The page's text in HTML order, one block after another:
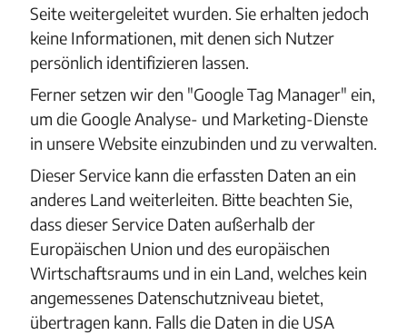
Seite weitergeleitet wurden. Sie erhalten jedoch
keine Informationen, mit denen sich Nutzer
persönlich identifizieren lassen.
Ferner setzen wir den "Google Tag Manager" ein,
um die Google Analyse- und Marketing-Dienste
in unsere Website einzubinden und zu verwalten.
Dieser Service kann die erfassten Daten an ein
anderes Land weiterleiten. Bitte beachten Sie,
dass dieser Service Daten außerhalb der
Europäischen Union und des europäischen
Wirtschaftsraums und in ein Land, welches kein
angemessenes Datenschutzniveau bietet,
übertragen kann. Falls die Daten in die USA